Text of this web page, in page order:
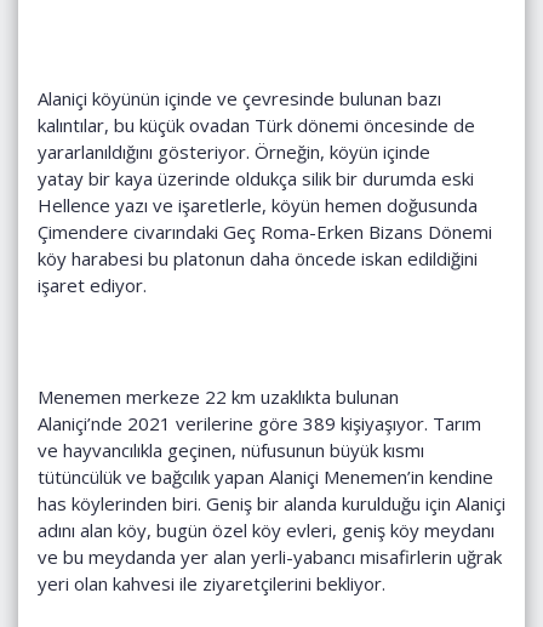
Alaniçi köyünün içinde ve çevresinde bulunan bazı
kalıntılar, bu küçük ovadan Türk dönemi öncesinde de
yararlanıldığını gösteriyor. Örneğin, köyün içinde
yatay bir kaya üzerinde oldukça silik bir durumda eski
Hellence yazı ve işaretlerle, köyün hemen doğusunda
Çimendere civarındaki Geç Roma-Erken Bizans Dönemi
köy harabesi bu platonun daha öncede iskan edildiğini
işaret ediyor.
Menemen merkeze 22 km uzaklıkta bulunan
Alaniçi’nde 2021 verilerine göre 389 kişiyaşıyor. Tarım
ve hayvancılıkla geçinen, nüfusunun büyük kısmı
tütüncülük ve bağcılık yapan Alaniçi Menemen’in kendine
has köylerinden biri. Geniş bir alanda kurulduğu için Alaniçi
adını alan köy, bugün özel köy evleri, geniş köy meydanı
ve bu meydanda yer alan yerli-yabancı misafirlerin uğrak
yeri olan kahvesi ile ziyaretçilerini bekliyor.